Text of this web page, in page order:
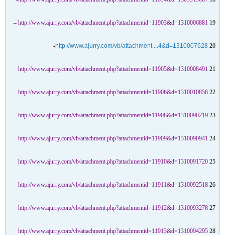
http://www.ajurry.com/vb/attachment.php?attachmentid=11903&d=1310006881 19 –
http://www.ajurry.com/vb/attachment....4&d=1310007628 20-
http://www.ajurry.com/vb/attachment.php?attachmentid=11905&d=1310008491 21
http://www.ajurry.com/vb/attachment.php?attachmentid=11906&d=1310010858 22
http://www.ajurry.com/vb/attachment.php?attachmentid=11908&d=1310090219 23
http://www.ajurry.com/vb/attachment.php?attachmentid=11909&d=1310090941 24
http://www.ajurry.com/vb/attachment.php?attachmentid=11910&d=1310091720 25
http://www.ajurry.com/vb/attachment.php?attachmentid=11911&d=1310092518 26
http://www.ajurry.com/vb/attachment.php?attachmentid=11912&d=1310093278 27
http://www.ajurry.com/vb/attachment.php?attachmentid=11913&d=1310094295 28